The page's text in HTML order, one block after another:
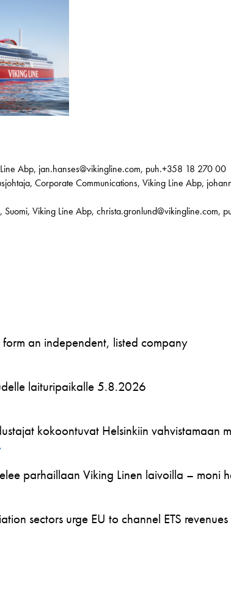
Abp, jan.hanses@vikingline.com, puh.+358 18 270 00
Corporate Communications, Viking Line Abp,
Suomi, Viking Line Abp, christa.gronlund@vikingline.com,
an independent, listed company
laituripaikalle 5.8.2026
kokoontuvat Helsinkiin vahvistamaan
parhaillaan Viking Linen laivoilla – moni
sectors urge EU to channel ETS